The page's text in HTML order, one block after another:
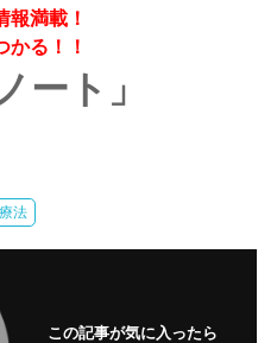
報満載！
かる！！
ート」
法
この記事が気に入ったら